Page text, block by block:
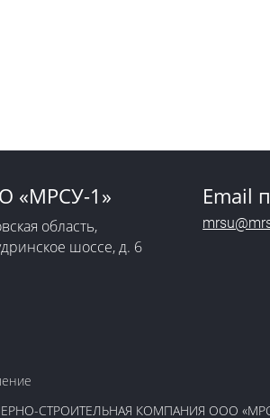
«МРСУ-1»
область,
шоссе, д. 6
Email
СТРОИТЕЛЬНАЯ КОМПАНИЯ ООО